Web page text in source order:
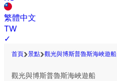
繁體中文
TW
✓
首頁 景點 觀光與博斯普魯斯海峽遊船
觀光與博斯普魯斯海峽遊船